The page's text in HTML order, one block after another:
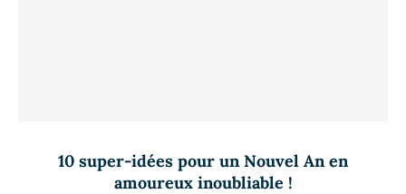
10 super-idées pour un Nouvel An en
amoureux inoubliable !